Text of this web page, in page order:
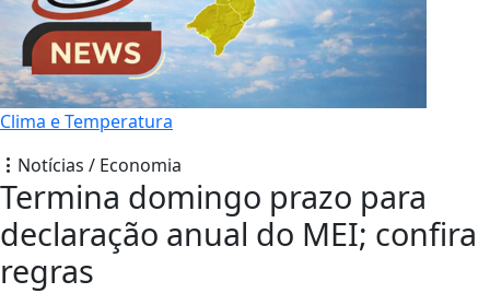
Clima e Temperatura
Notícias / Economia
Termina domingo prazo para
declaração anual do MEI; confira
regras